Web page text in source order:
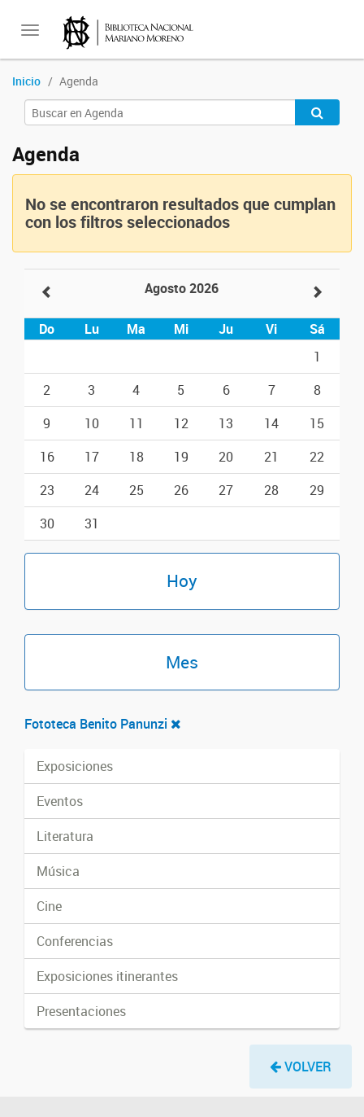
Toggle
navigation
Inicio Agenda
Agenda
No se encontraron resultados que cumplan
con los filtros seleccionados
Agosto 2026
Do Lu Ma Mi Ju Vi
Sá
1
2
3 4 5 6 7
8
9
10 11 12 13 14
15
16
17 18 19 20 21
22
23
24 25 26 27 28
29
30
31
Hoy
Mes
Fototeca Benito Panunzi
Exposiciones
Eventos
Literatura
Música
Cine
Conferencias
Exposiciones itinerantes
Presentaciones
VOLVER